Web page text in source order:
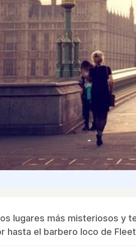
lugares más misteriosos y
hasta el barbero loco de